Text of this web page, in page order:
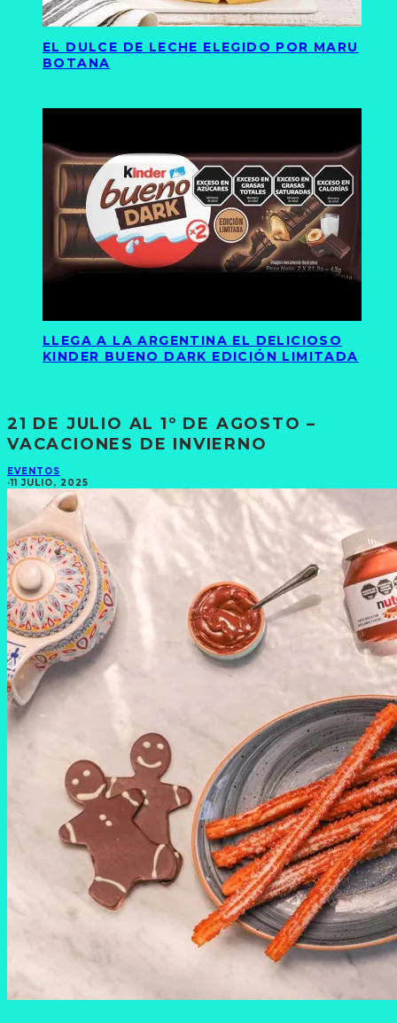
EL DULCE DE LECHE ELEGIDO POR MARU
BOTANA
LLEGA A LA ARGENTINA EL DELICIOSO
KINDER BUENO DARK EDICIÓN LIMITADA
21 DE JULIO AL 1º DE AGOSTO –
VACACIONES DE INVIERNO
EVENTOS
·11 JULIO, 2025